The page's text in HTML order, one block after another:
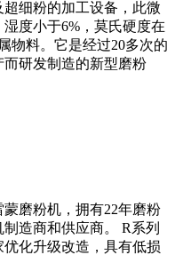
细粉的加工设备，此微
度小于6%，莫氏硬度在
物料。它是经过20多次的
研发制造的新型磨粉
磨粉机，拥有22年磨粉
造商和供应商。 R系列
化升级改造，具有低损